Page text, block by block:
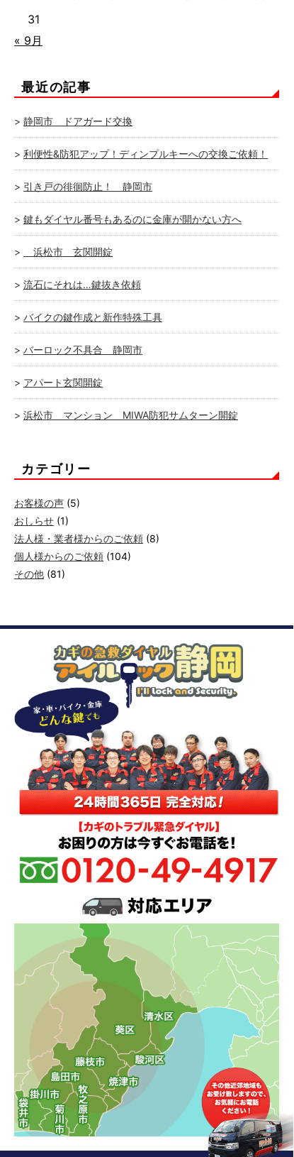
31
« 9月
最近の記事
静岡市 ドアガード交換
利便性&防犯アップ！ディンプルキーへの交換ご依頼！
引き戸の徘徊防止！ 静岡市
鍵もダイヤル番号もあるのに金庫が開かない方へ
浜松市 玄関開錠
流石にそれは…鍵抜き依頼
バイクの鍵作成と新作特殊工具
バーロック不具合 静岡市
アパート玄関開錠
浜松市 マンション MIWA防犯サムターン開錠
カテゴリー
お客様の声 (5)
おしらせ (1)
法人様・業者様からのご依頼 (8)
個人様からのご依頼 (104)
その他 (81)